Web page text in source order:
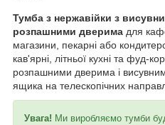
Тумба з нержавійки з
розпашними дверима для
магазини, пекарні або
кав'ярні, літньої кухні та фуд-
розпашними дверима і
ящика на телескопічних
Увага! Ми виробляємо тумби